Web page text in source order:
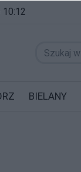
10:12
BIELANY